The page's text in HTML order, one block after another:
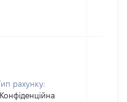
рахунку: